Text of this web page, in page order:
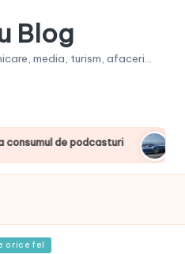
Blog
media, turism, afaceri...
de podcasturi
June
orice fel